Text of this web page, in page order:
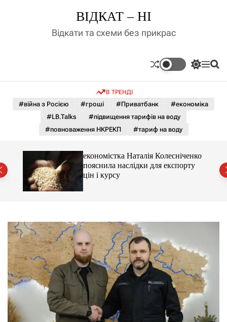
д
у
ВІДКАТ – НІ
Відкати та схеми без прикрас
П
м
к
а
о
л
ь
г
е
м
у
М П
В ТРЕНДІ
#війна з Росією #гроші #Приватбанк
#економіка
#LB.Talks
#підвищення тарифів на воду
#повноваження НКРЕКП
#тариф на воду
економістка Наталія Колесніченко
пояснила наслідки для експорту
цін і курсу